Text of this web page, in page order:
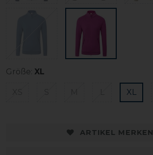
Größe: XL
XL
ARTIKEL MERKEN